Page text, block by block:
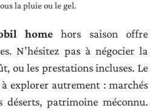
la pluie ou le gel.
home hors saison offre
N’hésitez pas à négocier la
ou les prestations incluses. Le
explorer autrement : marchés
déserts, patrimoine méconnu.